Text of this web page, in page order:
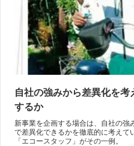
自社の強みから差異化を
するか
新事業を企画する場合は、自社の強
で差異化できるかを徹底的に考えて
「エコースタッフ」がその一例。